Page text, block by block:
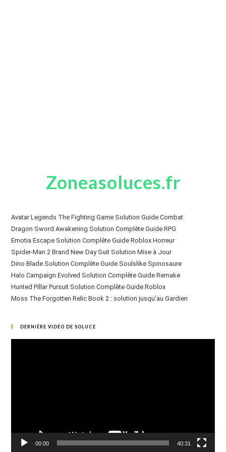
Zoneasoluces.fr
Avatar Legends The Fighting Game Solution Guide Combat
Dragon Sword Awakening Solution Complète Guide RPG
Emotia Escape Solution Complète Guide Roblox Horreur
Spider-Man 2 Brand New Day Suit Solution Mise à Jour
Dino Blade Solution Complète Guide Soulslike Spinosaure
Halo Campaign Evolved Solution Complète Guide Remake
Hunted Pillar Pursuit Solution Complète Guide Roblox
Moss The Forgotten Relic Book 2 : solution jusqu’au Gardien
DERNIÈRE VIDÉO DE SOLUCE
00:00 40:31